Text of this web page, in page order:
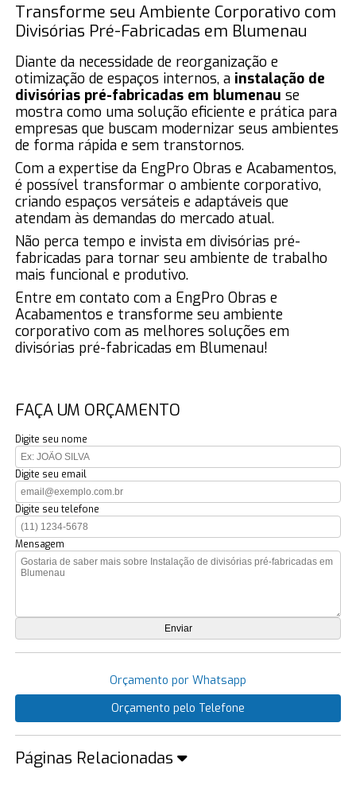
Transforme seu Ambiente Corporativo com
Divisórias Pré-Fabricadas em Blumenau
Diante da necessidade de reorganização e
otimização de espaços internos, a instalação de
divisórias pré-fabricadas em blumenau se
mostra como uma solução eficiente e prática para
empresas que buscam modernizar seus ambientes
de forma rápida e sem transtornos.
Com a expertise da EngPro Obras e Acabamentos,
é possível transformar o ambiente corporativo,
criando espaços versáteis e adaptáveis que
atendam às demandas do mercado atual.
Não perca tempo e invista em divisórias pré-
fabricadas para tornar seu ambiente de trabalho
mais funcional e produtivo.
Entre em contato com a EngPro Obras e
Acabamentos e transforme seu ambiente
corporativo com as melhores soluções em
divisórias pré-fabricadas em Blumenau!
FAÇA UM ORÇAMENTO
Digite seu nome
Digite seu email
Digite seu telefone
Mensagem
Orçamento por Whatsapp
Orçamento pelo Telefone
Páginas Relacionadas